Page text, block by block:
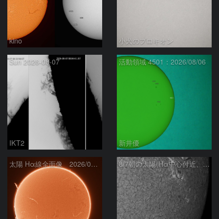
kino 小犬のプロキオン
Sun 2026-08-07
IKT2
活動領域 4501：2026/08/06
新井優
太陽 Hα線全面像 2026/08/07 8/7朝の太陽(Hα中心付近、4498、4502付近)